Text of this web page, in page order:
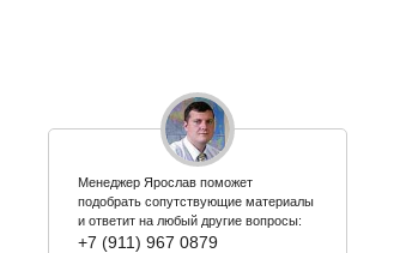
Менеджер Ярослав поможет
подобрать сопутствующие материалы
и ответит на любый другие вопросы:
+7 (911) 967 0879